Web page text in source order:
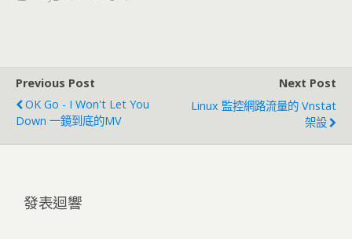
Previous Post
OK Go - I Won't Let You
Down 一鏡到底的MV
Next Post
Linux 監控網路流量的 Vnstat
架設
發表迴響